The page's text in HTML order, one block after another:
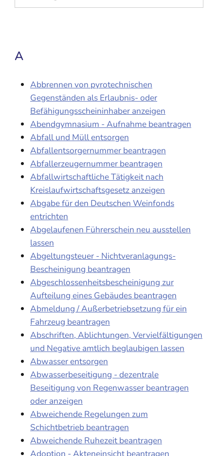
A
Abbrennen von pyrotechnischen
Gegenständen als Erlaubnis- oder
Befähigungsscheininhaber anzeigen
Abendgymnasium - Aufnahme beantragen
Abfall und Müll entsorgen
Abfallentsorgernummer beantragen
Abfallerzeugernummer beantragen
Abfallwirtschaftliche Tätigkeit nach
Kreislaufwirtschaftsgesetz anzeigen
Abgabe für den Deutschen Weinfonds
entrichten
Abgelaufenen Führerschein neu ausstellen
lassen
Abgeltungsteuer - Nichtveranlagungs-
Bescheinigung beantragen
Abgeschlossenheitsbescheinigung zur
Aufteilung eines Gebäudes beantragen
Abmeldung / Außerbetriebsetzung für ein
Fahrzeug beantragen
Abschriften, Ablichtungen, Vervielfältigungen
und Negative amtlich beglaubigen lassen
Abwasser entsorgen
Abwasserbeseitigung - dezentrale
Beseitigung von Regenwasser beantragen
oder anzeigen
Abweichende Regelungen zum
Schichtbetrieb beantragen
Abweichende Ruhezeit beantragen